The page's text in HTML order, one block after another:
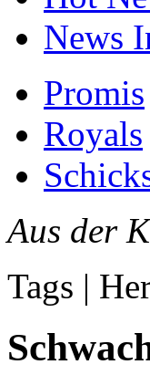
News
Promis
Royals
Aus der
Tags |